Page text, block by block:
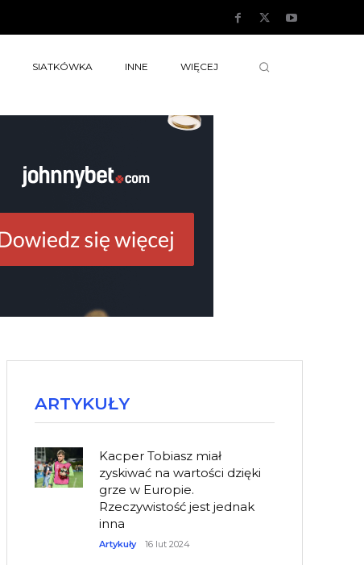
SIATKÓWKA INNE WIĘCEJ
ARTYKUŁY
Kacper Tobiasz miał
zyskiwać na wartości dzięki
grze w Europie.
Rzeczywistość jest jednak
inna
Artykuły 16 lut 2024